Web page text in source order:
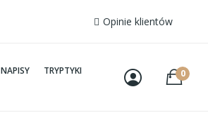
Opinie klientów
NAPISY
TRYPTYKI
0